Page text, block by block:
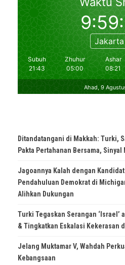
Ditandatangani di Makkah: Turki,
Pakta Pertahanan Bersama,
Jagoannya Kalah dengan
Pendahuluan Demokrat di
Alihkan Dukungan
Turki Tegaskan Serangan ‘Israel’
& Tingkatkan Eskalasi Kekerasan
Jelang Muktamar V, Wahdah
Kebangsaan